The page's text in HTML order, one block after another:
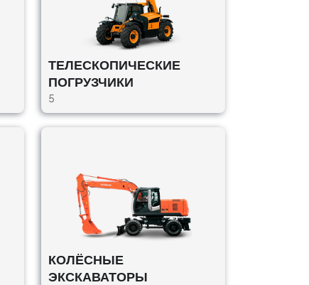
ТЕЛЕСКОПИЧЕСКИЕ
ПОГРУЗЧИКИ
5
КОЛЁСНЫЕ
ЭКСКАВАТОРЫ